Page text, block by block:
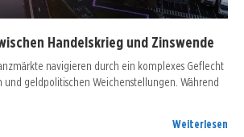
Handelskrieg und Zinswende
navigieren durch ein komplexes Geflecht
und geldpolitischen Weichenstellungen. Während
Weiterlesen